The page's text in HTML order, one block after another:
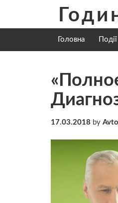
content
Головна Події
17.03.2018 by